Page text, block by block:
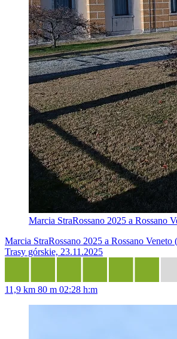
Marcia StraRossano 2025 a Rossano
Marcia StraRossano 2025 a Rossano Veneto
Trasy górskie, 23.11.2025
11,9 km 80 m 02:28 h:m